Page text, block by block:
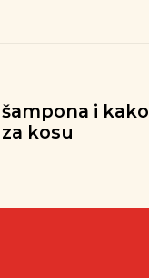
i kako
kosu